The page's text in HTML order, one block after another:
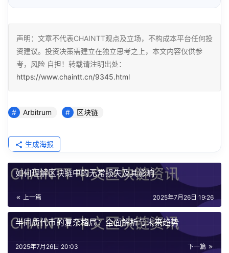
声明：文章不代表CHAINTT观点及立场，不构成本平台任何投
资建议。投资决策需建立在独立思考之上，本文内容仅供参
考，风险 自担！转载请注明出处：
https://www.chaintt.cn/9345.html
Arbitrum 区块链
生成海报
如何理解区块链中的无常损失及其影响
上一篇 2025年7月26日 19:26
半同质代币的复杂格局：全面解析与未来趋势
下一篇
2025年7月26日 20:03